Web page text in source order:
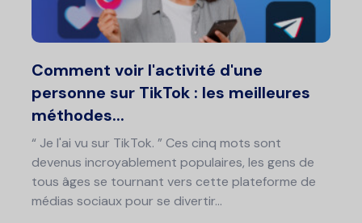
Comment voir l'activité d'une
personne sur TikTok : les meilleures
méthodes...
“ Je l'ai vu sur TikTok. ” Ces cinq mots sont
devenus incroyablement populaires, les gens de
tous âges se tournant vers cette plateforme de
médias sociaux pour se divertir...